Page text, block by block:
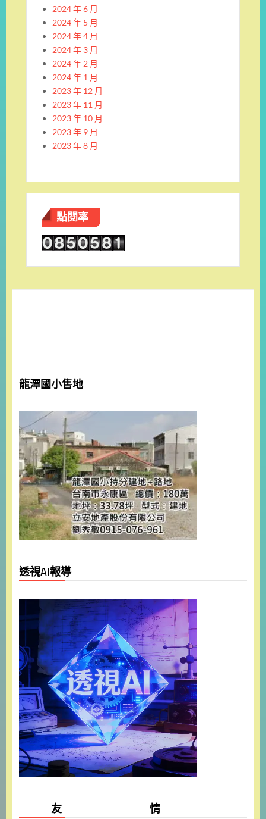
2024 年 6 月
2024 年 5 月
2024 年 4 月
2024 年 3 月
2024 年 2 月
2024 年 1 月
2023 年 12 月
2023 年 11 月
2023 年 10 月
2023 年 9 月
2023 年 8 月
點閱率
龍潭國小售地
透視AI報導
友 情